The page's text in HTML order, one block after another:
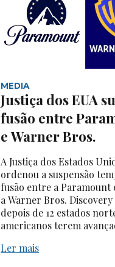
MEDIA
Justiça dos EUA
fusão entre
e Warner Bros.
A Justiça dos Estados
ordenou a suspensão
fusão entre a Paramount
a Warner Bros. Discovery
depois de 12 estados
americanos terem
Ler mais